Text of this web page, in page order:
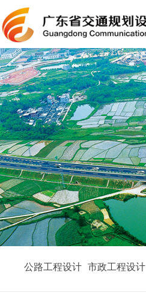
公路工程设计 市政工程设计